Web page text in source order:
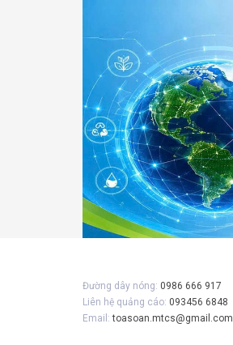
Đường dây nóng: 0986 666 917
Liên hệ quảng cáo: 093456 6848
Email:toasoan.mtcs@gmail.com